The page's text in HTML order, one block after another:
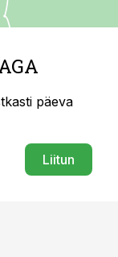
päeva
Liitun